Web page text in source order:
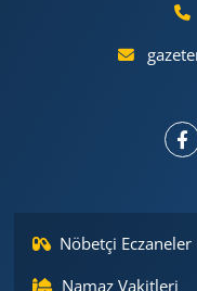
Nöbetçi Eczaneler
Namaz Vakitleri